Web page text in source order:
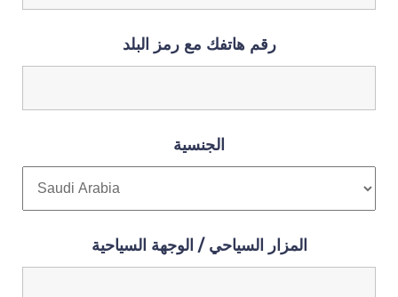
رقم هاتفك مع رمز البلد
الجنسية
المزار السياحي / الوجهة السياحية